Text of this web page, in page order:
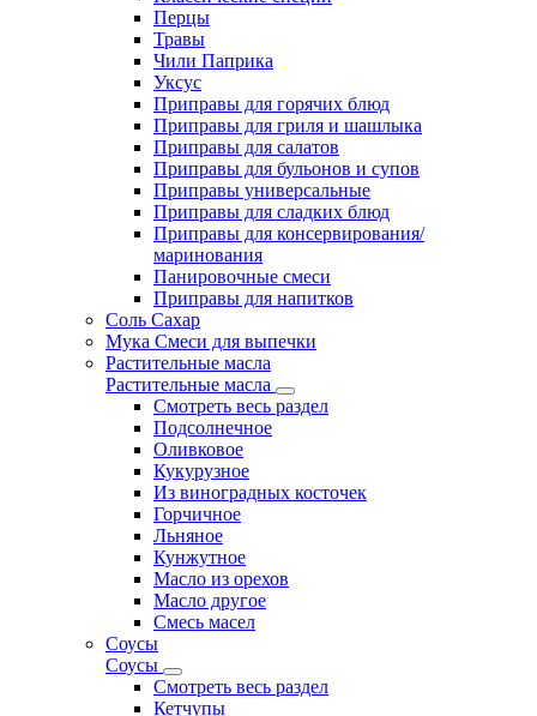
Перцы
Травы
Чили Паприка
Уксус
Приправы для горячих блюд
Приправы для гриля и шашлыка
Приправы для салатов
Приправы для бульонов и супов
Приправы универсальные
Приправы для сладких блюд
Приправы для консервирования/
маринования
Панировочные смеси
Приправы для напитков
Соль Сахар
Мука Смеси для выпечки
Растительные масла
Растительные масла
Смотреть весь раздел
Подсолнечное
Оливковое
Кукурузное
Из виноградных косточек
Горчичное
Льняное
Кунжутное
Масло из орехов
Масло другое
Смесь масел
Соусы
Соусы
Смотреть весь раздел
Кетчупы